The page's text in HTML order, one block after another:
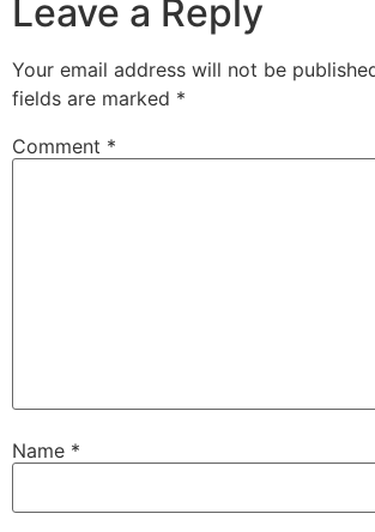
Leave a Reply
Your email address will not be
fields are marked *
Comment *
Name *